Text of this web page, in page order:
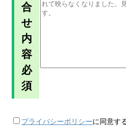
合
せ
内
容
必
須
プライバシーポリシーに同意す